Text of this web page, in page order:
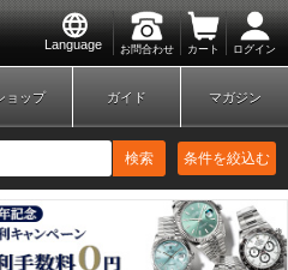
Language お問合わせ カート ログイン
ログイン
ョップ ガイド マガジン
検索 条件を絞込む